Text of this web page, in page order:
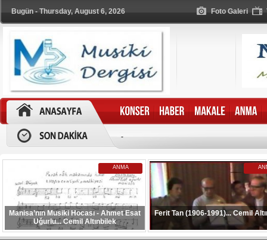
Bugün - Thursday, August 6, 2026 Foto Galeri
-
ANMA
Manisa’nın Musiki Hocası - Ahmet Esat
Uğurlu... Cemil Altınbilek
Ferit Tan (1906-1991)... Cemil